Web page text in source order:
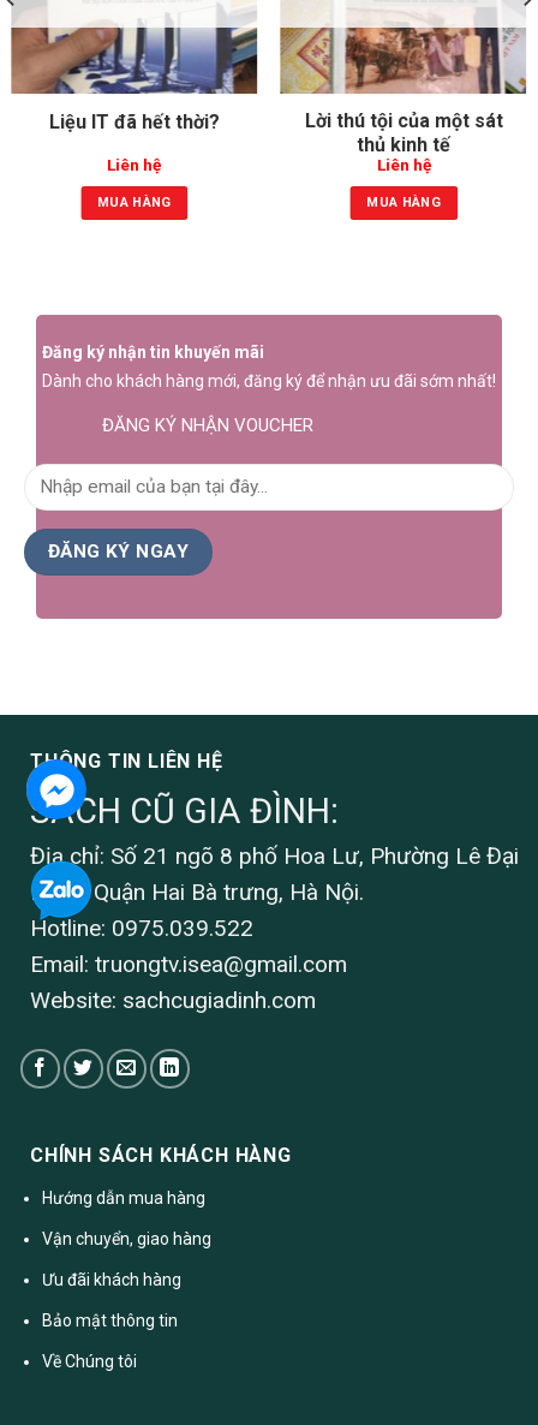
Liệu IT đã hết thời?
Liên hệ
MUA HÀNG
Lời thú tội của một sát
thủ kinh tế
Liên hệ
MUA HÀNG
Đăng ký nhận tin khuyến mãi
Dành cho khách hàng mới, đăng ký để nhận ưu đãi sớm nhất!
ĐĂNG KÝ NHẬN VOUCHER
THÔNG TIN LIÊN HỆ
SÁCH CŨ GIA ĐÌNH:
Địa chỉ: Số 21 ngõ 8 phố Hoa Lư, Phường Lê Đại
Hành, Quận Hai Bà trưng, Hà Nội.
Hotline: 0975.039.522
Email: truongtv.isea@gmail.com
Website: sachcugiadinh.com
CHÍNH SÁCH KHÁCH HÀNG
Hướng dẫn mua hàng
Vận chuyển, giao hàng
Ưu đãi khách hàng
Bảo mật thông tin
Về Chúng tôi